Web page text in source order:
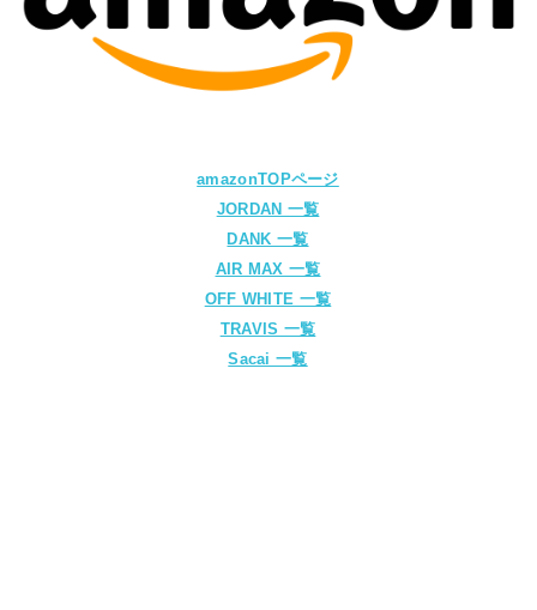
amazonTOPページ
JORDAN 一覧
DANK 一覧
AIR MAX 一覧
OFF WHITE 一覧
TRAVIS 一覧
Sacai 一覧